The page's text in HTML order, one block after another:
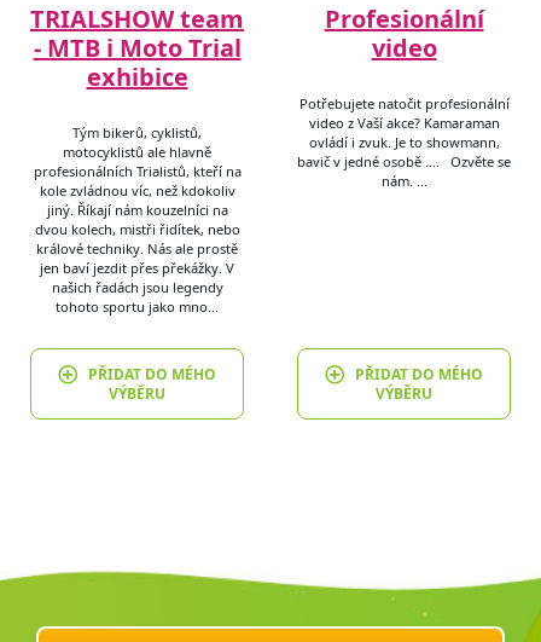
TRIALSHOW team
- MTB i Moto Trial
exhibice
Tým bikerů, cyklistů,
motocyklistů ale hlavně
profesionálních Trialistů, kteří na
kole zvládnou víc, než kdokoliv
jiný. Říkají nám kouzelníci na
dvou kolech, mistři řidítek, nebo
králové techniky. Nás ale prostě
jen baví jezdit přes překážky. V
našich řadách jsou legendy
tohoto sportu jako mno…
PŘIDAT DO MÉHO
VÝBĚRU
Profesionální
video
Potřebujete natočit profesionální
video z Vaší akce? Kamaraman
ovládí i zvuk. Je to showmann,
bavič v jedné osobě .... Ozvěte se
nám. …
PŘIDAT DO MÉHO
VÝBĚRU